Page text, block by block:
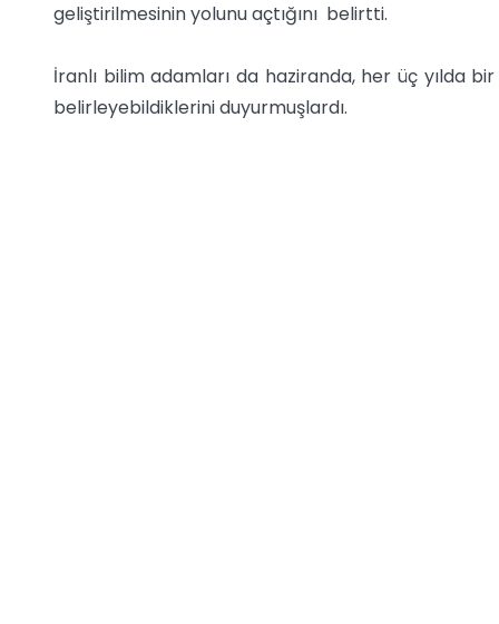
geliştirilmesinin yolunu açtığını belirtti.
İranlı bilim adamları da haziranda, her üç yılda
belirleyebildiklerini duyurmuşlardı.